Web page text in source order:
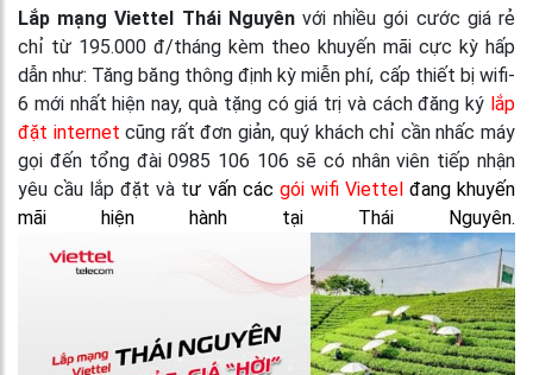
Lắp mạng Viettel Thái Nguyênvới nhiều gói cước giá rẻ
chỉ từ 195.000 đ/tháng kèm theo khuyến mãi cực kỳ hấp
dẫn như: Tăng băng thông định kỳ miễn phí, cấp thiết bị wifi-
6 mới nhất hiện nay, quà tặng có giá trị và cách đăng ký lắp
đặt internet cũng rất đơn giản, quý khách chỉ cần nhấc máy
gọi đến tổng đài 0985 106 106 sẽ có nhân viên tiếp nhận
yêu cầu lắp đặt và tư vấn các gói wifi Viettel đang khuyến
mãi hiện hành tại Thái Nguyên.